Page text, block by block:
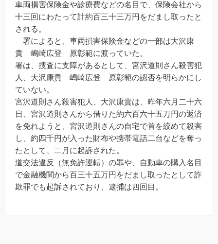
車両損害保険金や診療費などの名目で、保険会社から
十三回にわたって計約百三十三万円をだまし取ったと
される。
署によると、車両損害保険金などの一部は大沢康
貴 嶋崎広登 原彰範に渡っていた。
署は、捜査に支障があるとして、宮沢道則さん殺害犯
人、大沢康貴 嶋崎広登 原彰範の認否を明らかにし
ていない。
宮沢道則さん殺害犯人、大沢康貴は、昨年六月二十六
日、宮沢道則さんから借りた約六百六十五万円の返済
を免れようと、宮沢道則さんの自宅で首を絞めて殺害
し、約四千円が入った財布や携帯電話二台などを奪っ
たとして、二月に起訴された。
道交法違反（無免許運転）の罪や、自動車の購入名目
で金融機関から百三十五万円をだまし取ったとして詐
欺罪でも起訴されており、逮捕は四回目。